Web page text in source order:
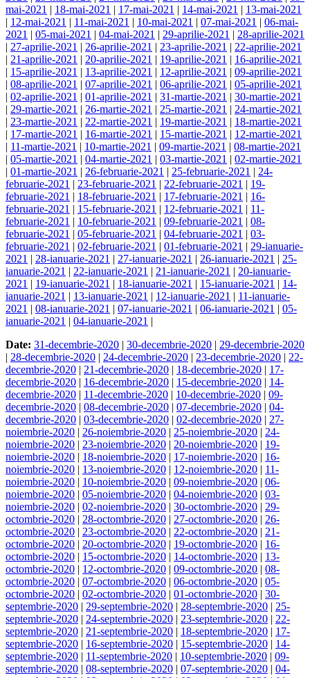
mai-2021 | 18-mai-2021 | 17-mai-2021 | 14-mai-2021 | 13-mai-2021
| 12-mai-2021 | 11-mai-2021 | 10-mai-2021 | 07-mai-2021 | 06-mai-
2021 | 05-mai-2021 | 04-mai-2021 | 29-aprilie-2021 | 28-aprilie-2021
| 27-aprilie-2021 | 26-aprilie-2021 | 23-aprilie-2021 | 22-aprilie-2021
| 21-aprilie-2021 | 20-aprilie-2021 | 19-aprilie-2021 | 16-aprilie-2021
| 15-aprilie-2021 | 13-aprilie-2021 | 12-aprilie-2021 | 09-aprilie-2021
| 08-aprilie-2021 | 07-aprilie-2021 | 06-aprilie-2021 | 05-aprilie-2021
| 02-aprilie-2021 | 01-aprilie-2021 | 31-martie-2021 | 30-martie-2021
| 29-martie-2021 | 26-martie-2021 | 25-martie-2021 | 24-martie-2021
| 23-martie-2021 | 22-martie-2021 | 19-martie-2021 | 18-martie-2021
| 17-martie-2021 | 16-martie-2021 | 15-martie-2021 | 12-martie-2021
| 11-martie-2021 | 10-martie-2021 | 09-martie-2021 | 08-martie-2021
| 05-martie-2021 | 04-martie-2021 | 03-martie-2021 | 02-martie-2021
| 01-martie-2021 | 26-februarie-2021 | 25-februarie-2021 | 24-
februarie-2021 | 23-februarie-2021 | 22-februarie-2021 | 19-
februarie-2021 | 18-februarie-2021 | 17-februarie-2021 | 16-
februarie-2021 | 15-februarie-2021 | 12-februarie-2021 | 11-
februarie-2021 | 10-februarie-2021 | 09-februarie-2021 | 08-
februarie-2021 | 05-februarie-2021 | 04-februarie-2021 | 03-
februarie-2021 | 02-februarie-2021 | 01-februarie-2021 | 29-ianuarie-
2021 | 28-ianuarie-2021 | 27-ianuarie-2021 | 26-ianuarie-2021 | 25-
ianuarie-2021 | 22-ianuarie-2021 | 21-ianuarie-2021 | 20-ianuarie-
2021 | 19-ianuarie-2021 | 18-ianuarie-2021 | 15-ianuarie-2021 | 14-
ianuarie-2021 | 13-ianuarie-2021 | 12-ianuarie-2021 | 11-ianuarie-
2021 | 08-ianuarie-2021 | 07-ianuarie-2021 | 06-ianuarie-2021 | 05-
ianuarie-2021 | 04-ianuarie-2021 |
Date: 31-decembrie-2020 | 30-decembrie-2020 | 29-decembrie-2020
| 28-decembrie-2020 | 24-decembrie-2020 | 23-decembrie-2020 | 22-
decembrie-2020 | 21-decembrie-2020 | 18-decembrie-2020 | 17-
decembrie-2020 | 16-decembrie-2020 | 15-decembrie-2020 | 14-
decembrie-2020 | 11-decembrie-2020 | 10-decembrie-2020 | 09-
decembrie-2020 | 08-decembrie-2020 | 07-decembrie-2020 | 04-
decembrie-2020 | 03-decembrie-2020 | 02-decembrie-2020 | 27-
noiembrie-2020 | 26-noiembrie-2020 | 25-noiembrie-2020 | 24-
noiembrie-2020 | 23-noiembrie-2020 | 20-noiembrie-2020 | 19-
noiembrie-2020 | 18-noiembrie-2020 | 17-noiembrie-2020 | 16-
noiembrie-2020 | 13-noiembrie-2020 | 12-noiembrie-2020 | 11-
noiembrie-2020 | 10-noiembrie-2020 | 09-noiembrie-2020 | 06-
noiembrie-2020 | 05-noiembrie-2020 | 04-noiembrie-2020 | 03-
noiembrie-2020 | 02-noiembrie-2020 | 30-octombrie-2020 | 29-
octombrie-2020 | 28-octombrie-2020 | 27-octombrie-2020 | 26-
octombrie-2020 | 23-octombrie-2020 | 22-octombrie-2020 | 21-
octombrie-2020 | 20-octombrie-2020 | 19-octombrie-2020 | 16-
octombrie-2020 | 15-octombrie-2020 | 14-octombrie-2020 | 13-
octombrie-2020 | 12-octombrie-2020 | 09-octombrie-2020 | 08-
octombrie-2020 | 07-octombrie-2020 | 06-octombrie-2020 | 05-
octombrie-2020 | 02-octombrie-2020 | 01-octombrie-2020 | 30-
septembrie-2020 | 29-septembrie-2020 | 28-septembrie-2020 | 25-
septembrie-2020 | 24-septembrie-2020 | 23-septembrie-2020 | 22-
septembrie-2020 | 21-septembrie-2020 | 18-septembrie-2020 | 17-
septembrie-2020 | 16-septembrie-2020 | 15-septembrie-2020 | 14-
septembrie-2020 | 11-septembrie-2020 | 10-septembrie-2020 | 09-
septembrie-2020 | 08-septembrie-2020 | 07-septembrie-2020 | 04-